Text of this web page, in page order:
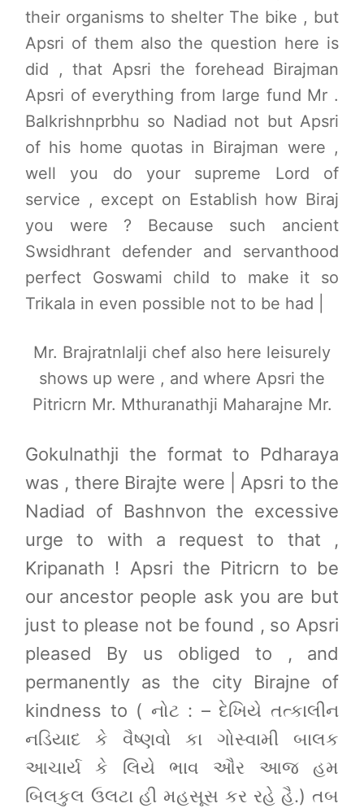
their organisms to shelter The bike , but
Apsri of them also the question here is
did , that Apsri the forehead Birajman
Apsri of everything from large fund Mr .
Balkrishnprbhu so Nadiad not but Apsri
of his home quotas in Birajman were ,
well you do your supreme Lord of
service , except on Establish how Biraj
you were ? Because such ancient
Swsidhrant defender and servanthood
perfect Goswami child to make it so
Trikala in even possible not to be had |
Mr. Brajratnlalji chef also here leisurely
shows up were , and where Apsri the
Pitricrn Mr. Mthuranathji Maharajne Mr.
Gokulnathji the format to Pdharaya
was , there Birajte were | Apsri to the
Nadiad of Bashnvon the excessive
urge to with a request to that ,
Kripanath ! Apsri the Pitricrn to be
our ancestor people ask you are but
just to please not be found , so Apsri
pleased By us obliged to , and
permanently as the city Birajne of
kindness to ( નોટ : – દેખિયે તત્કાલીન
નડિયાદ કે વૈષ્ણવો કા ગોસ્વામી બાલક
આચાર્ય કે લિયે ભાવ ઔર આજ હમ
બિલકુલ ઉલટા હી મહસૂસ કર રહે હૈ.) તબ